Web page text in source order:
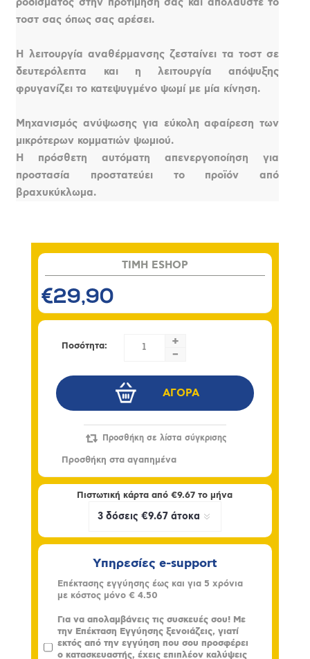
τοστ σας όπως σας αρέσει.
Η λειτουργία αναθέρμανσης ζεσταίνει τα τοστ σε
δευτερόλεπτα και η λειτουργία απόψυξης
φρυγανίζει το κατεψυγμένο ψωμί με μία κίνηση.
Μηχανισμός ανύψωσης για εύκολη αφαίρεση των
μικρότερων κομματιών ψωμιού.
Η πρόσθετη αυτόματη απενεργοποίηση για
προστασία προστατεύει το προϊόν από
βραχυκύκλωμα.
TIMH ESHOP
€29,90
Ποσότητα:
+
-
Πιστωτική κάρτα από€9.67 το μήνα
Υπηρεσίες e-support
Επέκτασης εγγύησης έως και για 5 χρόνια
με κόστος μόνο € 4.50
Για να απολαμβάνεις τις συσκευές σου! Με
την Επέκταση Εγγύησης ξενοιάζεις, γιατί
εκτός από την εγγύηση που σου προσφέρει
ο κατασκευαστής, έχεις επιπλέον καλύψεις